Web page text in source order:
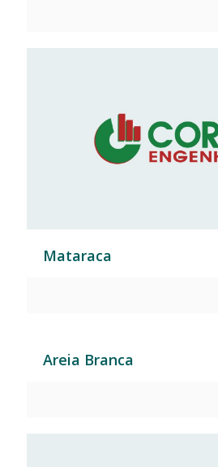
Mataraca
Areia Branca